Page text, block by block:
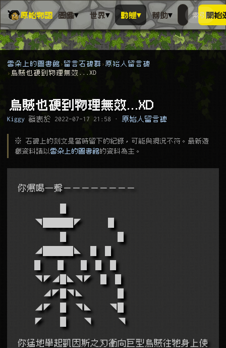
原始物語 圖鑑▾ 世界▾ 動態▾ 幫助▾
搜尋萬物
搜人物、
索引開始
雲朵上的圖書館 留言石碑群
原始人留言碑
烏賊也硬到物理無效...XD
烏賊也硬到物理無效...XD
Kiggy 發表於 2022-07-17 21:58 · 原始人留言碑
※ 石碑上的刻文是當時留下的紀錄，可能與現況不符。最新遊
戲資料請以 雲朵上的圖書館的資料為主。
你爆喝一聲－－－－－－－－
◥█████◤  　　█
█　　　　　　█
◢█████◣　█　█
█　　█　　█　█　█
◥◤◢█◣◥◤　█　█
◢◤█◥◣　　　　█
◢◤　█　◥◣　　◥█
◤　　█　　◥　　　◥
你猛地舉起凱因斯之刃衝向巨型烏賊往牠身上使